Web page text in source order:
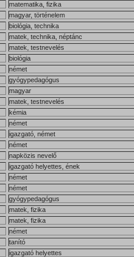
matematika, fizika
magyar, történelem
biológia, technika
matek, technika, néptánc
matek, testnevelés
biológia
német
gyógypedagógus
magyar
matek, testnevelés
kémia
német
igazgató, német
német
napközis nevelő
igazgató helyettes, ének
német
német
gyógypedagógus
matek, fizika
matek, fizika
német
tanító
igazgató helyettes